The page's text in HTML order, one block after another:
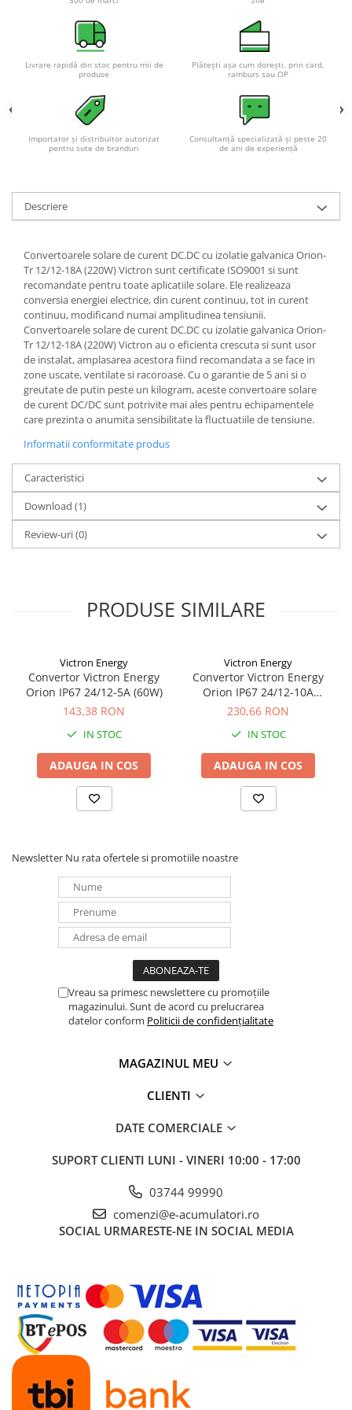
Acumulatori VRLA AGM/GEL /
Tractiune / LiFePo4
Baterii si acumulatori gel si VRLA
Baterii si acumulatori AGM VRLA
Acumulatori Moto, ATV
GEL
SLA AGM (Sealed Lead Acid)
Marine & Caravan
APC
Pachete acumulatori VRLA
Sisteme de management (BMS)
Redresoare, incarcatoare si testere
Redresoare auto, moto, barci si
stationare
Surse UPS
UPS pentru centrale termice si
sisteme de urgenta - acumulator
extern
UPS Calculatoare si Servere
UPS Trifazat
Stabilizatoare Tensiune
Cabinete baterii
Accesorii
Frigidere portabile
Statii energie portabile
Dulapuri pentru cablare
structurata
Sigurante
Tablouri electrice
Lumina (Becuri si Lanterne)
Laptop & PC accesorii, baterii,
cabluri USB, prelungitoare USB
Cablu de date si Adaptoare
Solutii solare portabile
Sisteme de prindere
Pompe de caldura
Livrare rapidă din stoc pentru mii de
produse
Plătești așa cum dorești, prin card,
ramburs sau OP
Importator și distribuitor autorizat
pentru sute de branduri
Consultanță specializată și peste 20
de ani de experiență
Descriere
Convertoarele solare de curent DC.DC cu izolatie galvanica Orion-
Tr 12/12-18A (220W) Victron sunt certificate ISO9001 si sunt
recomandate pentru toate aplicatiile solare. Ele realizeaza
conversia energiei electrice, din curent continuu, tot in curent
continuu, modificand numai amplitudinea tensiunii.
Convertoarele solare de curent DC.DC cu izolatie galvanica Orion-
Tr 12/12-18A (220W) Victron au o eficienta crescuta si sunt usor
de instalat, amplasarea acestora fiind recomandata a se face in
zone uscate, ventilate si racoroase. Cu o garantie de 5 ani si o
greutate de putin peste un kilogram, aceste convertoare solare
de curent DC/DC sunt potrivite mai ales pentru echipamentele
care prezinta o anumita sensibilitate la fluctuatiile de tensiune.
Informatii conformitate produs
Caracteristici
Download (1)
Review-uri(0)
PRODUSE SIMILARE
Victron Energy
Convertor Victron Energy
Orion IP67 24/12-5A (60W)
143,38 RON
IN STOC
ADAUGA IN COS
Victron Energy
Convertor Victron Energy
Orion IP67 24/12-10A
(120W)
230,66 RON
IN STOC
ADAUGA IN COS
Newsletter Nu rata ofertele si promotiile noastre
Vreau sa primesc newslettere cu promoțiile
magazinului. Sunt de acord cu prelucrarea
datelor conform Politicii de confidențialitate
MAGAZINUL MEU
CLIENTI
DATE COMERCIALE
SUPORT CLIENTI LUNI - VINERI 10:00 - 17:00
03744 99990
comenzi@e-acumulatori.ro
SOCIAL URMARESTE-NE IN SOCIAL MEDIA